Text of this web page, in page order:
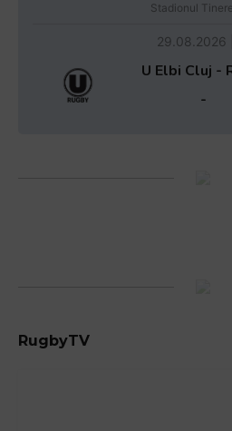
Stadionul
29.08.2026
U Elbi Cluj -
-
RugbyTV